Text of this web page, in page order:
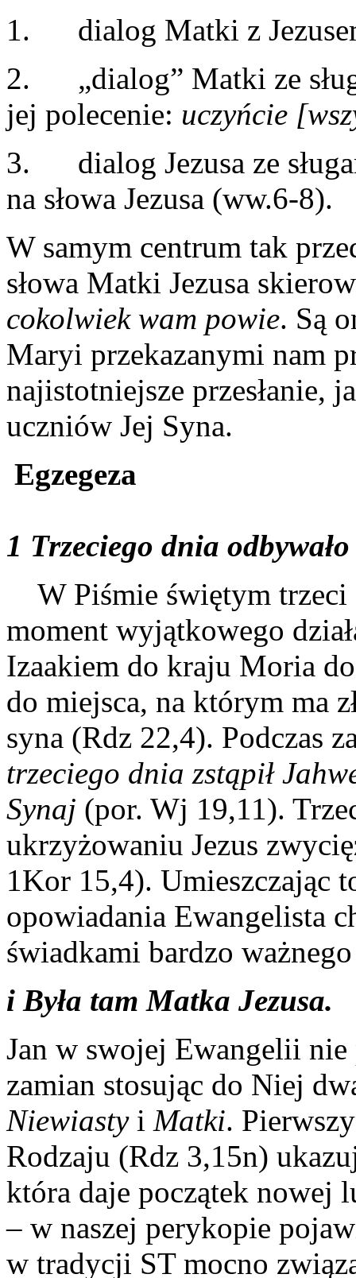
1. dialog Matki z
2. „dialog” Matki ze
jej polecenie: uczyńcie
3. dialog Jezusa ze
na słowa Jezusa (ww.6-8).
W samym centrum tak
słowa Matki Jezusa
cokolwiek wam powie. Są
Maryi przekazanymi nam
najistotniejsze przesłanie,
uczniów Jej Syna.
Egzegeza
1 Trzeciego dnia
W Piśmie świętym trzeci
moment wyjątkowego
Izaakiem do kraju Moria
do miejsca, na którym ma
syna (Rdz 22,4). Podczas
trzeciego dnia zstąpił
Synaj (por. Wj 19,11).
ukrzyżowaniu Jezus
1Kor 15,4). Umieszczając
opowiadania Ewangelista
świadkami bardzo
i Była tam Matka Jezusa.
Jan w swojej Ewangelii
zamian stosując do Niej
Niewiastyi Matki.
Rodzaju (Rdz 3,15n)
która daje początek nowej
– w naszej perykopie
w tradycji ST mocno